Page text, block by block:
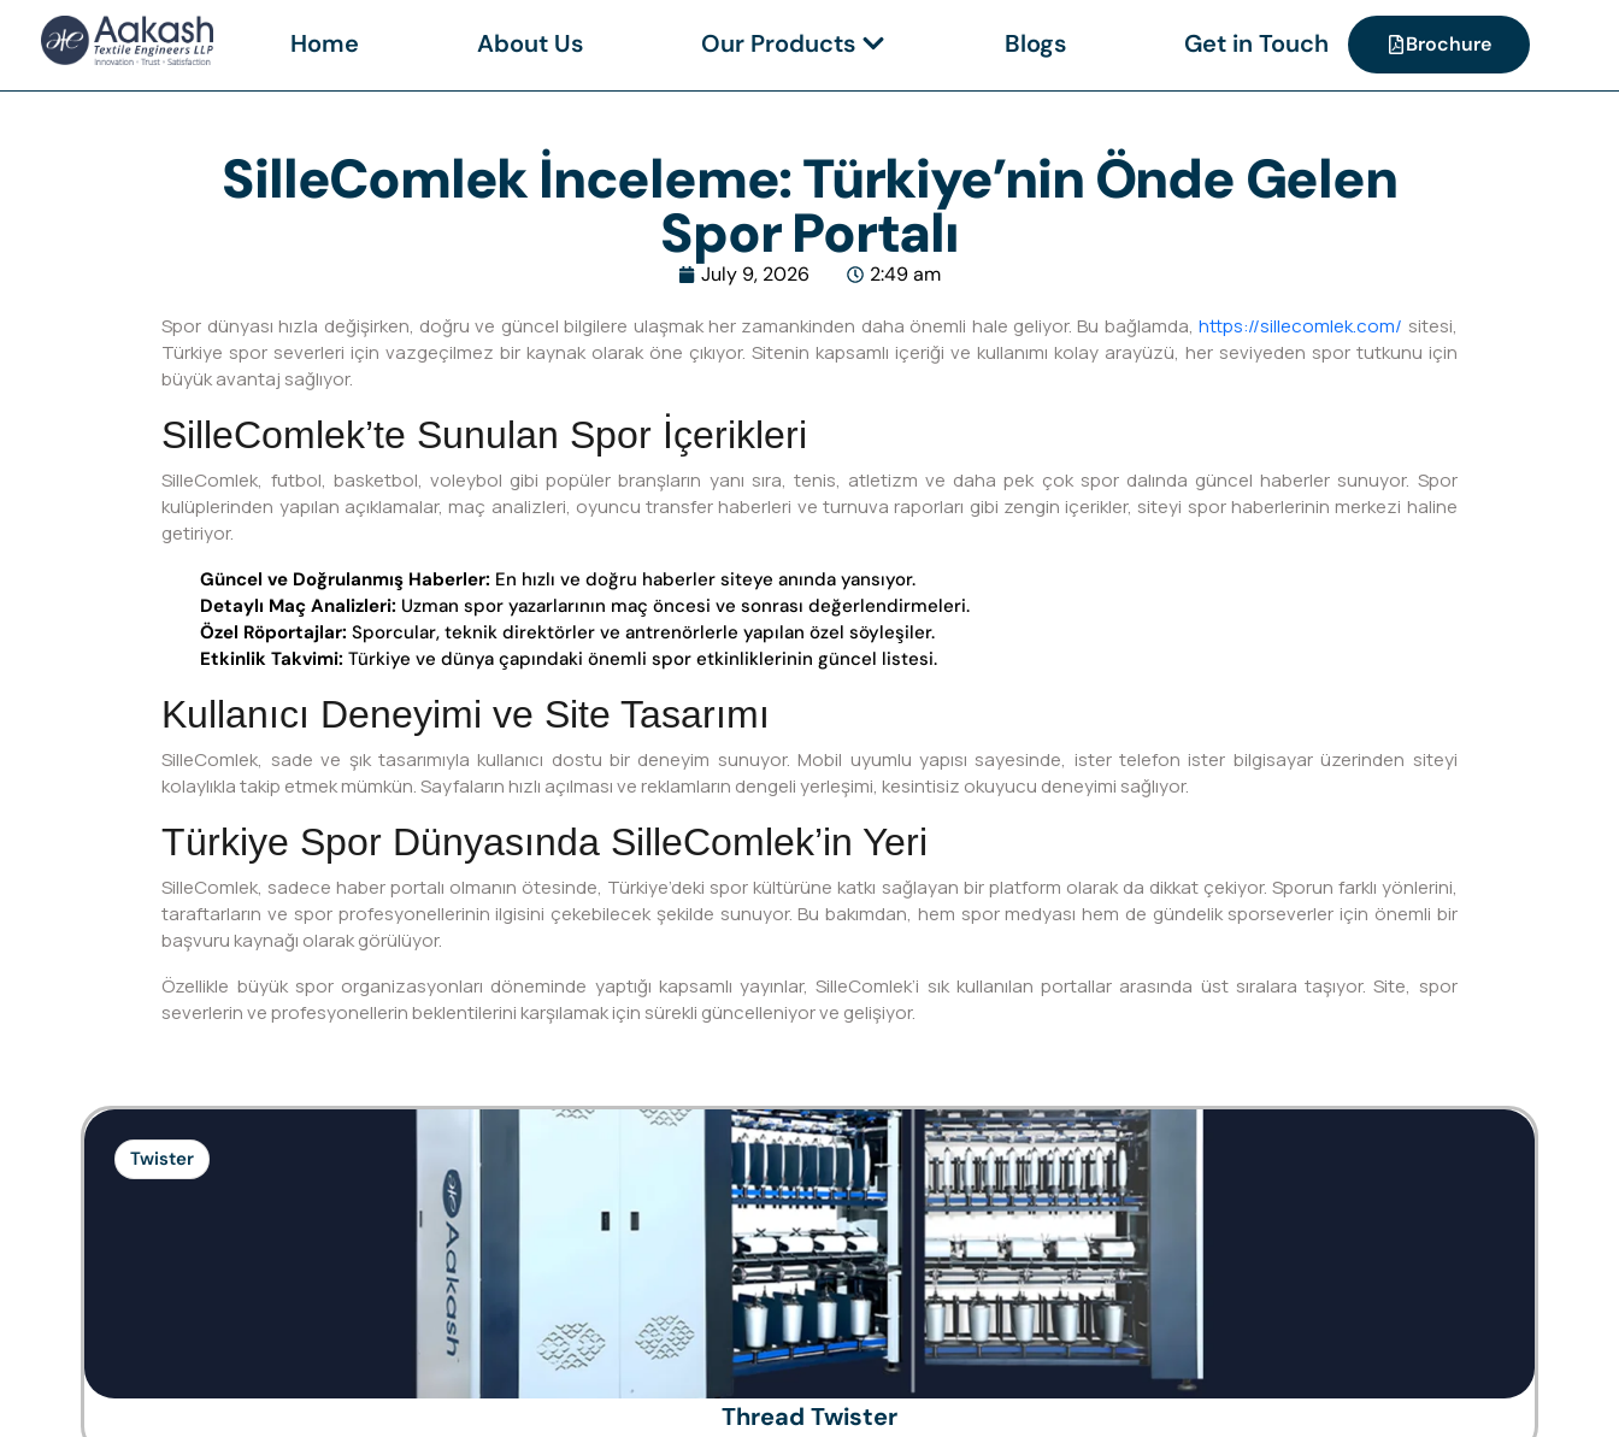
Home About Us Our Products Blogs Get in Touch Brochure
SilleComlek İnceleme: Türkiye’nin Önde Gelen
Spor Portalı
July 9, 2026 2:49 am
Spor dünyası hızla değişirken, doğru ve güncel bilgilere ulaşmak her zamankinden daha önemli hale geliyor. Bu bağlamda,https://sillecomlek.com/ sitesi,
Türkiye spor severleri için vazgeçilmez bir kaynak olarak öne çıkıyor. Sitenin kapsamlı içeriği ve kullanımı kolay arayüzü, her seviyeden spor tutkunu için
büyük avantaj sağlıyor.
SilleComlek’te Sunulan Spor İçerikleri
SilleComlek, futbol, basketbol, voleybol gibi popüler branşların yanı sıra, tenis, atletizm ve daha pek çok spor dalında güncel haberler sunuyor. Spor
kulüplerinden yapılan açıklamalar, maç analizleri, oyuncu transfer haberleri ve turnuva raporları gibi zengin içerikler, siteyi spor haberlerinin merkezi haline
getiriyor.
Güncel ve Doğrulanmış Haberler: En hızlı ve doğru haberler siteye anında yansıyor.
Detaylı Maç Analizleri: Uzman spor yazarlarının maç öncesi ve sonrası değerlendirmeleri.
Özel Röportajlar: Sporcular, teknik direktörler ve antrenörlerle yapılan özel söyleşiler.
Etkinlik Takvimi: Türkiye ve dünya çapındaki önemli spor etkinliklerinin güncel listesi.
Kullanıcı Deneyimi ve Site Tasarımı
SilleComlek, sade ve şık tasarımıyla kullanıcı dostu bir deneyim sunuyor. Mobil uyumlu yapısı sayesinde, ister telefon ister bilgisayar üzerinden siteyi
kolaylıkla takip etmek mümkün. Sayfaların hızlı açılması ve reklamların dengeli yerleşimi, kesintisiz okuyucu deneyimi sağlıyor.
Türkiye Spor Dünyasında SilleComlek’in Yeri
SilleComlek, sadece haber portalı olmanın ötesinde, Türkiye’deki spor kültürüne katkı sağlayan bir platform olarak da dikkat çekiyor. Sporun farklı yönlerini,
taraftarların ve spor profesyonellerinin ilgisini çekebilecek şekilde sunuyor. Bu bakımdan, hem spor medyası hem de gündelik sporseverler için önemli bir
başvuru kaynağı olarak görülüyor.
Özellikle büyük spor organizasyonları döneminde yaptığı kapsamlı yayınlar, SilleComlek’i sık kullanılan portallar arasında üst sıralara taşıyor. Site, spor
severlerin ve profesyonellerin beklentilerini karşılamak için sürekli güncelleniyor ve gelişiyor.
Twister
Thread Twister